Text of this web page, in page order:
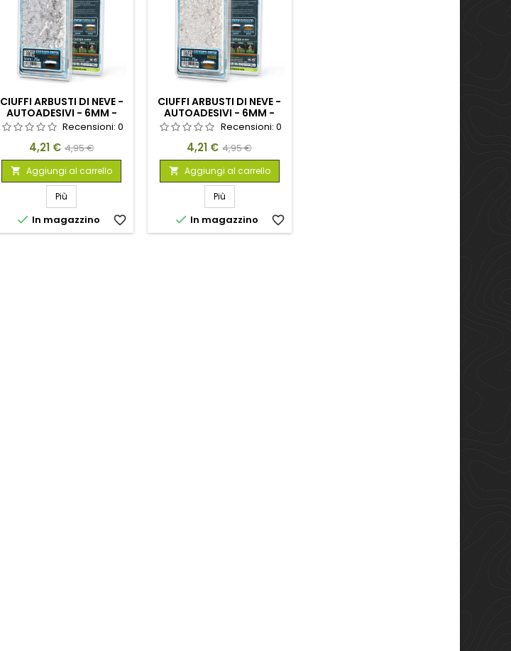
CIUFFI ARBUSTI DI NEVE -
AUTOADESIVI - 6MM -
MARRONE BRUCIATO
Recensioni:0
Prezzo
4,21 € Prezzo
base
4,95 €
 Aggiungi al carrello
Più
 In magazzino favorite_border
CIUFFI ARBUSTI DI NEVE -
AUTOADESIVI - 6MM -
BEIGERecensioni: 0
Prezzo
4,21 € Prezzo
base
4,95 €
 Aggiungi al carrello
Più
 In magazzino favorite_border